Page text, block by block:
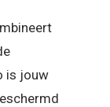
is jouw